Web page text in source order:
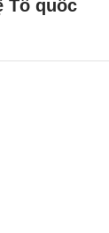
Tổ quốc